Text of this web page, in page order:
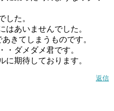
した。
はあいませんでした。
きてしまうものです。
・ダメダメ君です。
に期待しております。
返信